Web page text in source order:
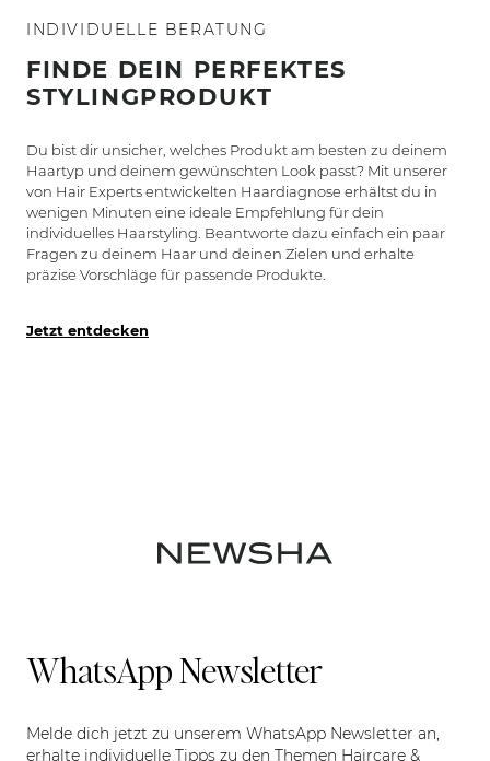
INDIVIDUELLE BERATUNG
FINDE DEIN PERFEKTES
STYLINGPRODUKT
Du bist dir unsicher, welches Produkt am besten zu deinem
Haartyp und deinem gewünschten Look passt? Mit unserer
von Hair Experts entwickelten Haardiagnose erhältst du in
wenigen Minuten eine ideale Empfehlung für dein
individuelles Haarstyling. Beantworte dazu einfach ein paar
Fragen zu deinem Haar und deinen Zielen und erhalte
präzise Vorschläge für passende Produkte.
Jetzt entdecken
WhatsApp Newsletter
Melde dich jetzt zu unserem WhatsApp Newsletter an,
erhalte individuelle Tipps zu den Themen Haircare &